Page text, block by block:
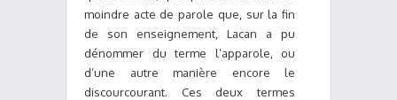
moindre acte de parole que, sur la fin
de son enseignement, Lacan a pu
dénommer du terme l’apparole, ou
d’une autre manière encore le
discourcourant. Ces deux termes